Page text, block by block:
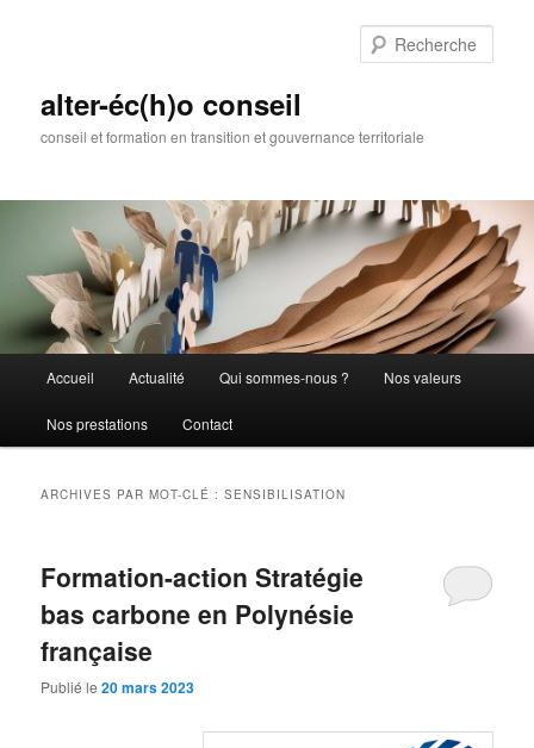
alter-éc(h)o conseil
conseil et formation en transition et gouvernance territoriale
principal
Accueil Actualité Qui sommes-nous ? Nos valeurs
Nos prestations Contact
ARCHIVES PAR MOT-CLÉ :SENSIBILISATION
Formation-action Stratégie
bas carbone en Polynésie
française
Publié le20 mars 2023